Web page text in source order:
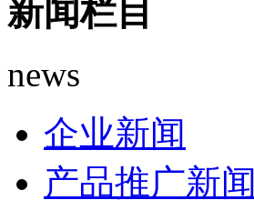
新闻栏目
news
企业新闻
产品推广新闻